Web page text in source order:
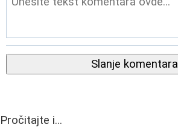
Slanje komentara
Pročitajte i...